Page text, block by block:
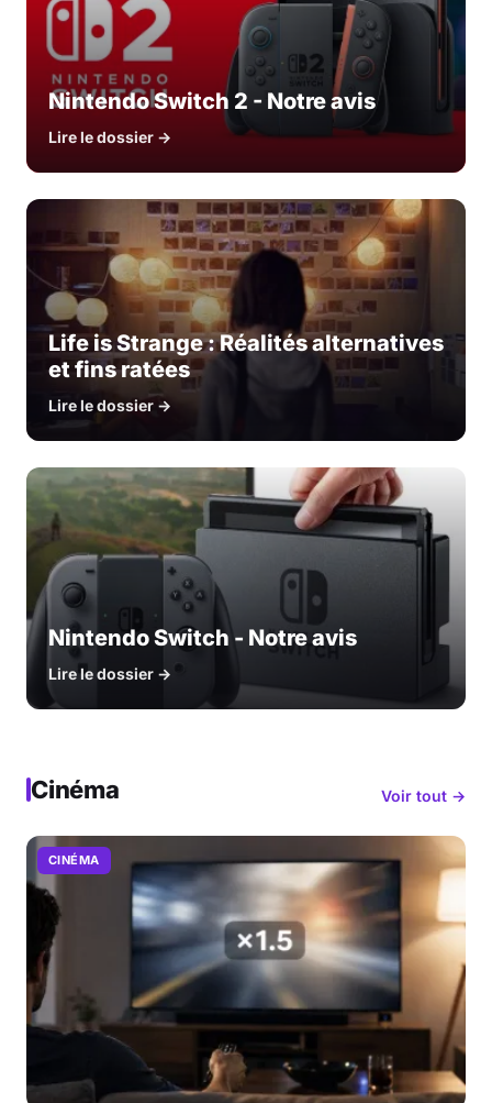
Nintendo Switch 2 - Notre avis
Lire le dossier →
Life is Strange : Réalités alternatives
et fins ratées
Lire le dossier →
Nintendo Switch - Notre avis
Lire le dossier →
Cinéma Voir tout →
CINÉMA